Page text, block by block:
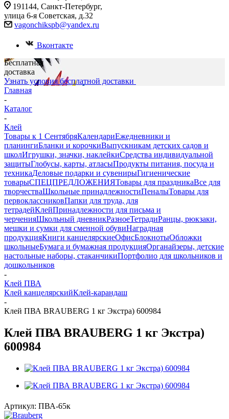
191144, Санкт-Петербург,
улица 6-я Советская, д.32
vagonchikspb@yandex.ru
Вконтакте
Бесплатная
доставка
Узнать условия бесплатной доставки
Главная
-
Каталог
-
Клей
Товары к 1 СентябряКалендариЕжедневники и
планингиБланки и корочкиВыпускникам детских садов и
школИгрушки, значки, наклейкиСредства индивидуальной
защитыГлобусы, карты, атласыПродукты питания, посуда и
техникаДеловые подарки и сувенирыГигиенические
товарыСПЕЦПРЕДЛОЖЕНИЯТовары для праздникаВсе для
творчестваШкольные принадлежностиПеналыТовары для
первоклассниковПапки для труда, для
тетрадейКлейПринадлежности для письма и
черченияШкольный дневникРазноеТетрадиРанцы, рюкзаки,
мешки и сумки для сменной обувиНаградная
продукцияКниги канцелярскиеОфисБлокнотыОбложки
школьныеБумага и бумажная продукцияОрганайзеры, детские
настольные наборы, стаканчикиПортфолио для школьников и
дошкольников
-
Клей ПВА
Клей канцелярскийКлей-карандаш
-
Клей ПВА BRAUBERG 1 кг Экстра) 600984
Клей ПВА BRAUBERG 1 кг Экстра)
600984
Артикул: ПВА-65к